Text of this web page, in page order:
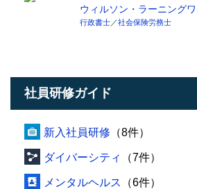
ウィルソン・ラーニング
行政書士 ／社会保険労務士
社員研修ガイド
新入社員研修 （8件）
ダイバーシティ （7件）
メンタルヘルス （6件）